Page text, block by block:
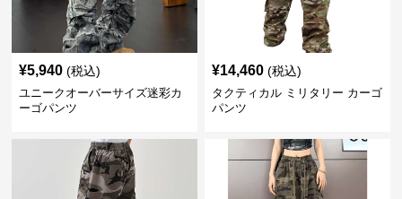
¥5,940 (税込)
ユニークオーバーサイズ迷彩カ
ーゴパンツ
¥14,460 (税込)
タクティカル ミリタリー カーゴ
パンツ